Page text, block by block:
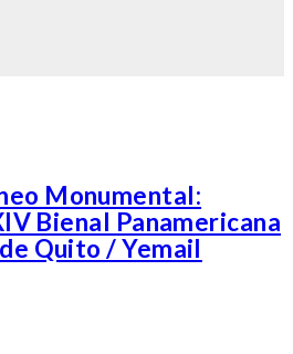
Monumental:
Bienal Panamericana
Quito / Yemail